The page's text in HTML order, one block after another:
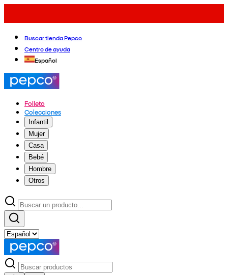
Buscar tienda Pepco
Centro de ayuda
Español
Folleto
Colecciones
Infantil
Mujer
Casa
Bebé
Hombre
Otros